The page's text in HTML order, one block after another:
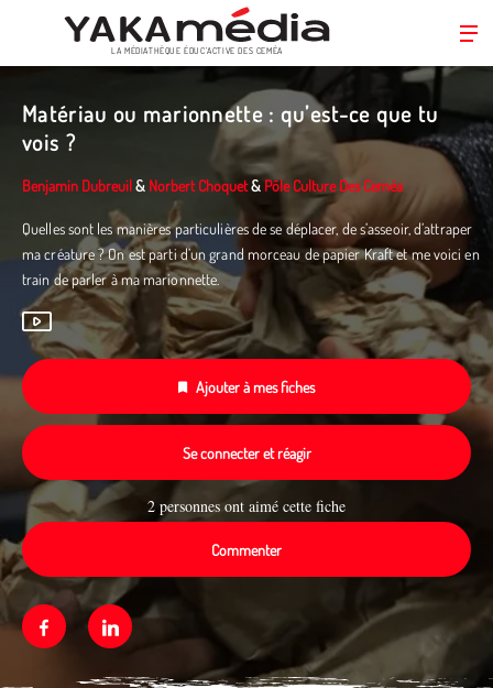
contenu
LA MÉDIATHÈQUE ÉDUC’ACTIVE DES CEMÉA
Matériau ou marionnette : qu’est-ce que tu
vois ?
Benjamin Dubreuil& Norbert Choquet& Pôle Culture Des Ceméa
Quelles sont les manières particulières de se déplacer, de s’asseoir, d’attraper
ma créature ? On est parti d’un grand morceau de papier Kraft et me voici en
train de parler à ma marionnette.
Ajouter à mes fiches
Se connecter et réagir
2 personnes ont aimé cette fiche
Commenter
FacebookLinkedin